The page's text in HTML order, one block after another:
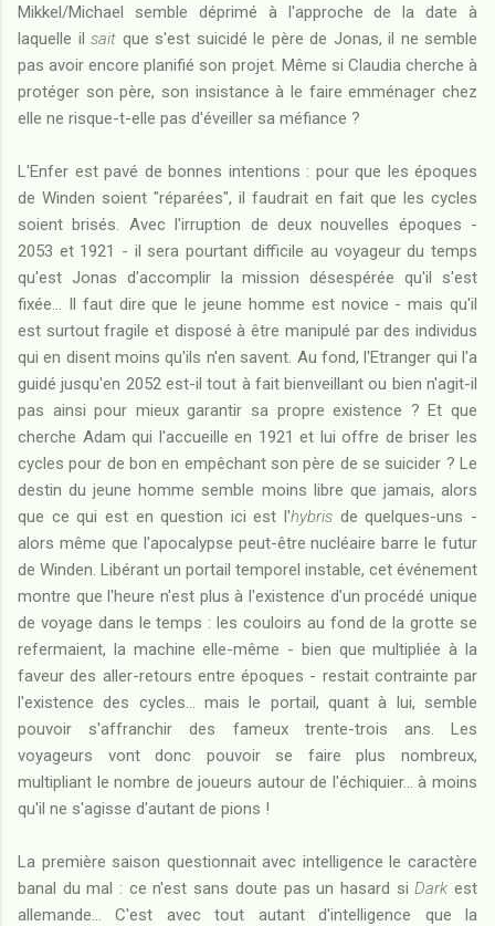
Mikkel/Michael semble déprimé à l'approche de la date à
laquelle il sait que s'est suicidé le père de Jonas, il ne semble
pas avoir encore planifié son projet. Même si Claudia cherche à
protéger son père, son insistance à le faire emménager chez
elle ne risque-t-elle pas d'éveiller sa méfiance ?
L'Enfer est pavé de bonnes intentions : pour que les époques
de Winden soient "réparées", il faudrait en fait que les cycles
soient brisés. Avec l'irruption de deux nouvelles époques -
2053 et 1921 - il sera pourtant difficile au voyageur du temps
qu'est Jonas d'accomplir la mission désespérée qu'il s'est
fixée... Il faut dire que le jeune homme est novice - mais qu'il
est surtout fragile et disposé à être manipulé par des individus
qui en disent moins qu'ils n'en savent. Au fond, l'Etranger qui l'a
guidé jusqu'en 2052 est-il tout à fait bienveillant ou bien n'agit-il
pas ainsi pour mieux garantir sa propre existence ? Et que
cherche Adam qui l'accueille en 1921 et lui offre de briser les
cycles pour de bon en empêchant son père de se suicider ? Le
destin du jeune homme semble moins libre que jamais, alors
que ce qui est en question ici est l'hybris de quelques-uns -
alors même que l'apocalypse peut-être nucléaire barre le futur
de Winden. Libérant un portail temporel instable, cet événement
montre que l'heure n'est plus à l'existence d'un procédé unique
de voyage dans le temps : les couloirs au fond de la grotte se
refermaient, la machine elle-même - bien que multipliée à la
faveur des aller-retours entre époques - restait contrainte par
l'existence des cycles... mais le portail, quant à lui, semble
pouvoir s'affranchir des fameux trente-trois ans. Les
voyageurs vont donc pouvoir se faire plus nombreux,
multipliant le nombre de joueurs autour de l'échiquier... à moins
qu'il ne s'agisse d'autant de pions !
La première saison questionnait avec intelligence le caractère
banal du mal : ce n'est sans doute pas un hasard siDark est
allemande... C'est avec tout autant d'intelligence que la